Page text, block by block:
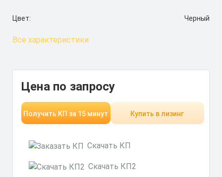
Цвет: Черный
Все характеристики
Цена по запросу
Получить КП за 15 минут Купить в лизинг
Скачать КП
Скачать КП2